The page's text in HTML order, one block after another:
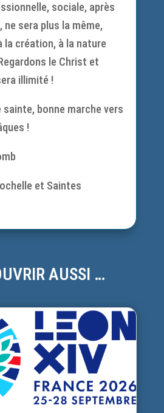
sociale, après
ne sera plus la même,
la création, à la nature
le Christ et
illimité !
sainte, bonne marche vers
!
et Saintes
AUSSI …